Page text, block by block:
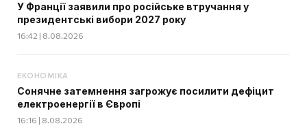
У Франції заявили про російське втручання у
президентські вибори 2027 року
16:42 | 8.08.2026
ЕКОНОМІКА
Сонячне затемнення загрожує посилити дефіцит
електроенергії в Європі
16:16 | 8.08.2026